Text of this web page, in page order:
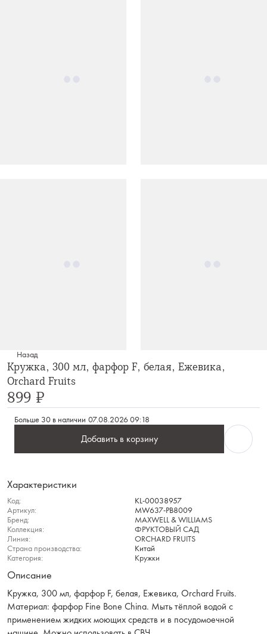
Назад
Кружка, 300 мл, фарфор F, белая, Ежевика,
Orchard Fruits
899 ₽
Больше 30 в наличии 07.08.2026 09:18
Добавить в корзину
Характеристики
Код:
KL-00038957
Артикул:
MW637-PB8009
Бренд:
MAXWELL & WILLIAMS
Коллекция:
ФРУКТОВЫЙ САД
Линия:
ORCHARD FRUITS
Страна производства:
Китай
Категория:
Кружки
Описание
Кружка, 300 мл, фарфор F, белая, Ежевика, Orchard Fruits.
Материал: фарфор Fine Bone China. Мыть тёплой водой с
применением жидких моющих средств и в посудомоечной